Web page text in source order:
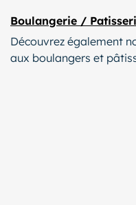
Boulangerie /
Découvrez également
aux boulangers et